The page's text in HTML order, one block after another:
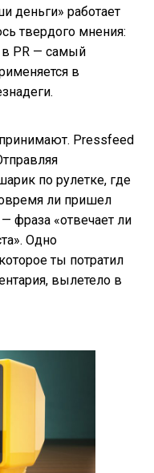
деньги» работает
твердого мнения:
в PR — самый
в
Pressfeed
по рулетке, где
ли пришел
фраза «отвечает ли
Одно
ты потратил
вылетело в